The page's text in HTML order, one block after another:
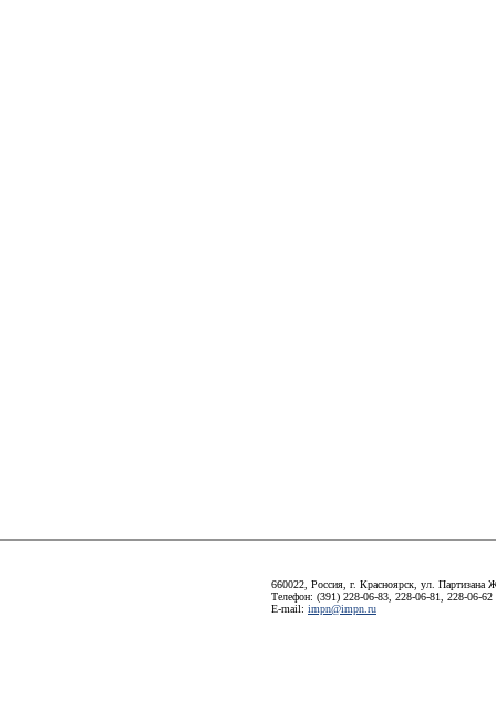
660022, Россия, г. Красноярск, ул. Партизана
Телефон: (391) 228-06-83, 228-06-81, 228-06-62
E-mail: impn@impn.ru